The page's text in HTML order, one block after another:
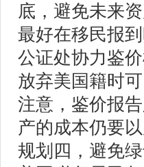
底，避免未来
最好在移民报
公证处协力鉴
放弃美国籍时
注意，鉴价报
产的成本仍要
规划四，避免